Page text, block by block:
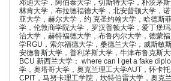
邓迪大学，阿伯泰大学，切斯特大学，朴茨茅
林肯大学，布拉德福德大学，北安普顿大学，
亚大学，赫尔大学，约 克圣约翰大学，哈德斯
学，伦敦商学院大学，罗汉普顿大学，爱丁堡
治大学，赫特福德大学，布鲁内尔大学，德蒙
学RGU，索尔福德大学，桑德兰大学，威斯敏
安德鲁斯大学，普利茅斯大学，牛津布鲁克斯
BCU 新西兰大学： where can I get a fake
学，奥塔哥大学，奥克兰理工大学AUT，怀卡
CPIT，马努卡理工学院，坎特伯雷大学，奥克